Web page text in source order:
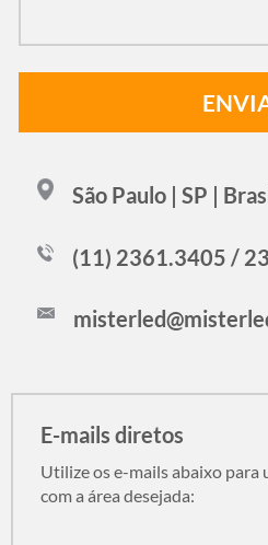
São Paulo | SP |
(11) 2361.3405 /
E-mails diretos
Utilize os e-mails abaixo para
com a área desejada: